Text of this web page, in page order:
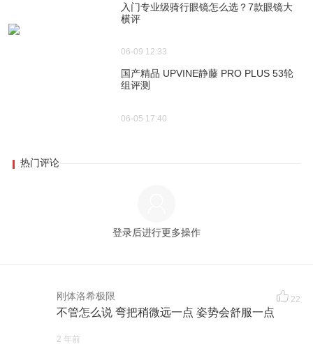
入门专业级骑行眼镜怎么选？7款眼镜大
横评
06-09 12:33
国产精品 UPVINE静藤 PRO PLUS 53轮
组评测
06-05 17:40
热门评论
登录后进行更多操作
刚体洛希极限 22
不管怎么说 弯把稍微远一点 姿势会舒服一点
2 年前